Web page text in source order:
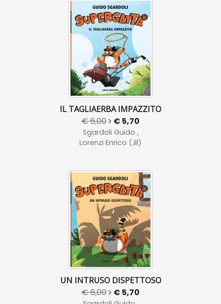
IL TAGLIAERBA IMPAZZITO
€ 6,00 € 5,70
Sgardoli Guido ,
Lorenzi Enrico (.ill)
UN INTRUSO DISPETTOSO
€ 6,00 € 5,70